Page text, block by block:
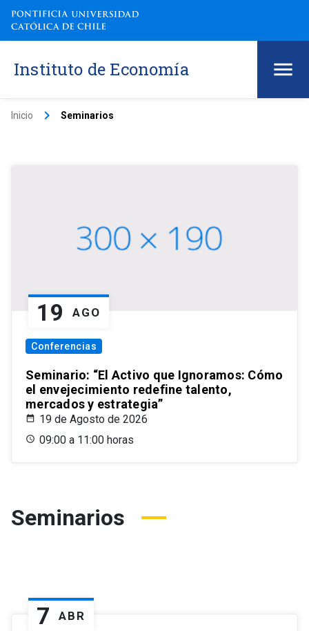
Instituto de Economía
Inicio keyboard_arrow_right Seminarios
19 AGO
Conferencias
Seminario: “El Activo que Ignoramos: Cómo
el envejecimiento redefine talento,
mercados y estrategia”
19 de Agosto de 2026
09:00 a 11:00 horas
Seminarios
7 ABR